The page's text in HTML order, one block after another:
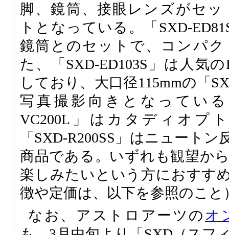
脚、鏡筒、接眼レンズがセッ
トとなっている。「SXD-
鏡筒とのセットで、コンパ
た、「SXD-ED103S」は人気
しており、大口径115mmの「
写真撮影向きとなってい
VC200L」はカタディオプ
「SXD-R200SS」はニュート
商品である。いずれも観望か
楽しみたいという方におすす
徴や定価は、以下を参照のこと
なお、アストロアーツの オ